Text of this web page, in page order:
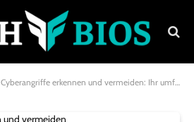
Cyberangriffe erkennen und vermeiden: Ihr umfassender Leitfaden